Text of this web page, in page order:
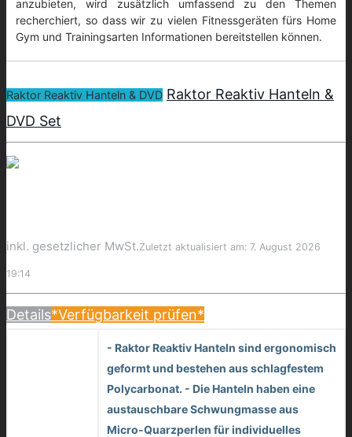
anzubieten, wird zusätzlich umfassend zu den Themen
recherchiert, so dass wir zu vielen Fitnessgeräten fürs Home
Gym und Trainingsarten Informationen bereitstellen können.
Raktor Reaktiv Hanteln & DVD Raktor Reaktiv Hanteln &
DVD Set
inkl. gesetzlicher MwSt.Zuletzt aktualisiert am: 7. August 2026
19:14
Details*Verfügbarkeit prüfen*
- Raktor Reaktiv Hanteln sind ergonomisch
geformt und bestehen aus schlagfestem
Polycarbonat. - Die Hanteln haben eine
austauschbare Schwungmasse aus
Micro-Quarzperlen für individuelles